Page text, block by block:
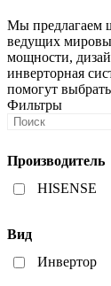
Мы предлагаем
ведущих
мощности,
инверторная
помогут
Фильтры
Производитель
HISENSE
Вид
Инвертор